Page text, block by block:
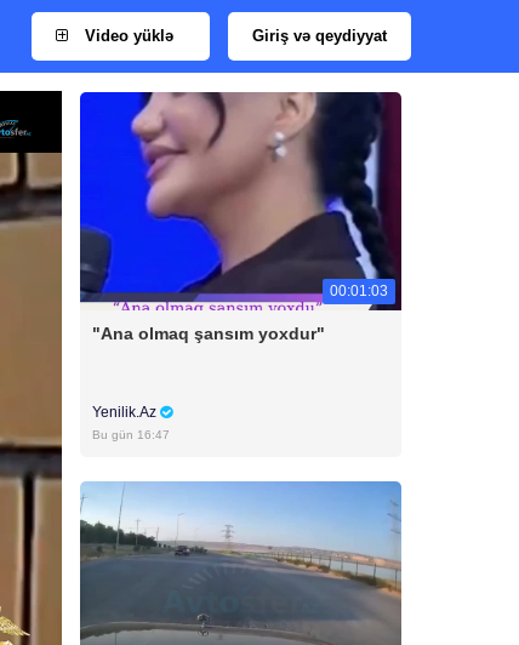
Video yüklə Giriş və qeydiyyat
00:01:03
"Ana olmaq şansım yoxdur"
Yenilik.Az
Bu gün 16:47